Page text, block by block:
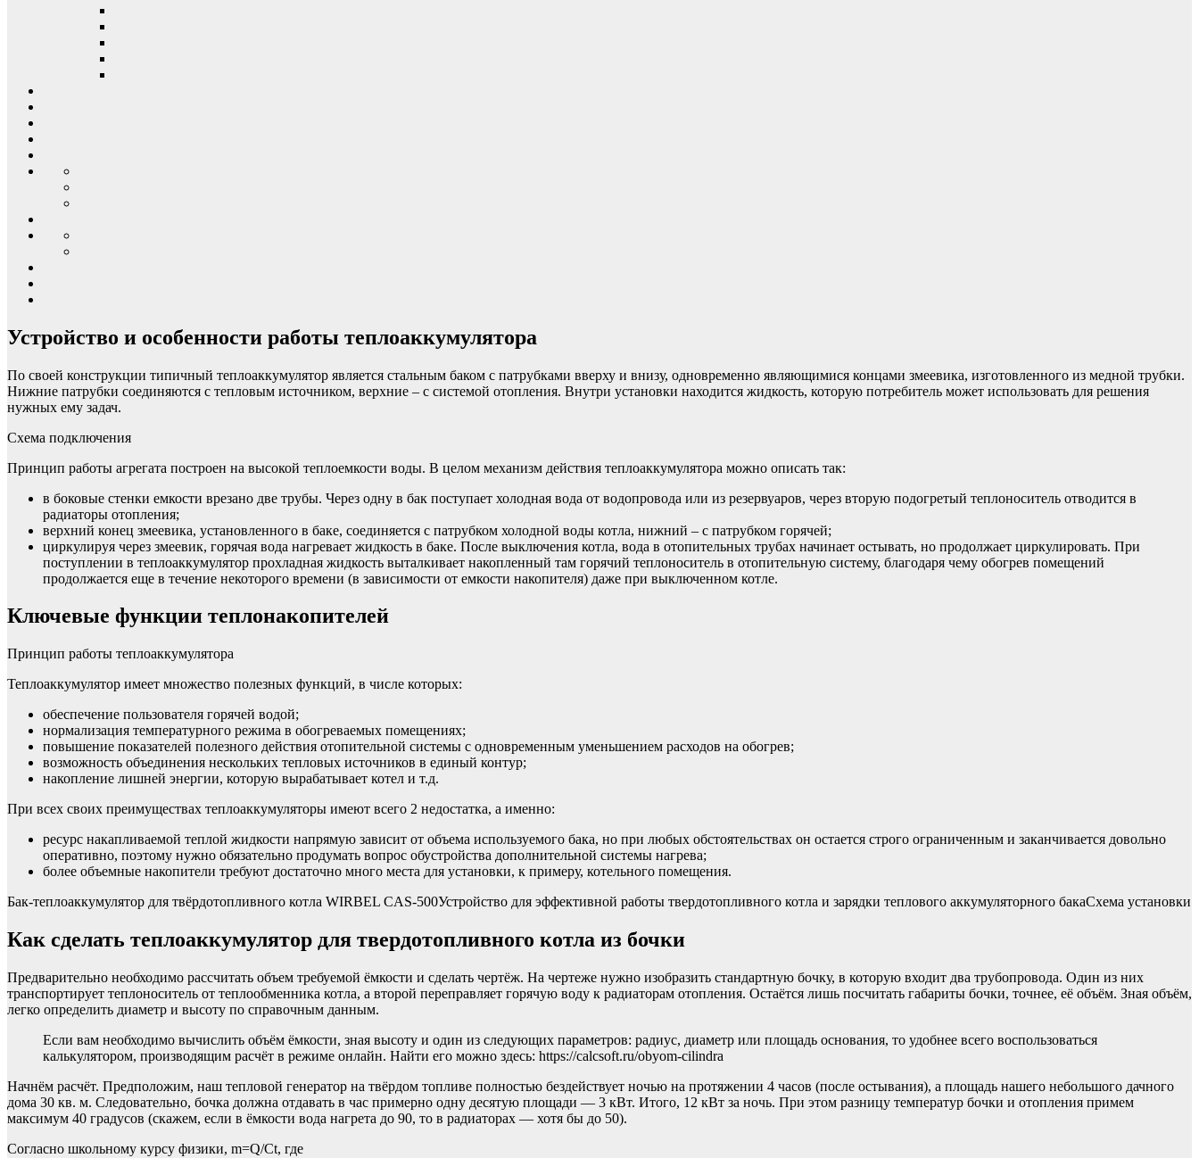
Устройство и особенности работы теплоаккумулятора
По своей конструкции типичный теплоаккумулятор является стальным баком с патрубками вверху и внизу, одновременно являющимися концами змеевика, изготовленного из медной трубки.
Нижние патрубки соединяются с тепловым источником, верхние – с системой отопления. Внутри установки находится жидкость, которую потребитель может использовать для решения
нужных ему задач.
Схема подключения
Принцип работы агрегата построен на высокой теплоемкости воды. В целом механизм действия теплоаккумулятора можно описать так:
в боковые стенки емкости врезано две трубы. Через одну в бак поступает холодная вода от водопровода или из резервуаров, через вторую подогретый теплоноситель отводится в
радиаторы отопления;
верхний конец змеевика, установленного в баке, соединяется с патрубком холодной воды котла, нижний – с патрубком горячей;
циркулируя через змеевик, горячая вода нагревает жидкость в баке. После выключения котла, вода в отопительных трубах начинает остывать, но продолжает циркулировать. При
поступлении в теплоаккумулятор прохладная жидкость выталкивает накопленный там горячий теплоноситель в отопительную систему, благодаря чему обогрев помещений
продолжается еще в течение некоторого времени (в зависимости от емкости накопителя) даже при выключенном котле.
Ключевые функции теплонакопителей
Принцип работы теплоаккумулятора
Теплоаккумулятор имеет множество полезных функций, в числе которых:
обеспечение пользователя горячей водой;
нормализация температурного режима в обогреваемых помещениях;
повышение показателей полезного действия отопительной системы с одновременным уменьшением расходов на обогрев;
возможность объединения нескольких тепловых источников в единый контур;
накопление лишней энергии, которую вырабатывает котел и т.д.
При всех своих преимуществах теплоаккумуляторы имеют всего 2 недостатка, а именно:
ресурс накапливаемой теплой жидкости напрямую зависит от объема используемого бака, но при любых обстоятельствах он остается строго ограниченным и заканчивается довольно
оперативно, поэтому нужно обязательно продумать вопрос обустройства дополнительной системы нагрева;
более объемные накопители требуют достаточно много места для установки, к примеру, котельного помещения.
Бак-теплоаккумулятор для твёрдотопливного котла WIRBEL CAS-500Устройство для эффективной работы твердотопливного котла и зарядки теплового аккумуляторного бакаСхема установки
Как сделать теплоаккумулятор для твердотопливного котла из бочки
Предварительно необходимо рассчитать объем требуемой ёмкости и сделать чертёж. На чертеже нужно изобразить стандартную бочку, в которую входит два трубопровода. Один из них
транспортирует теплоноситель от теплообменника котла, а второй переправляет горячую воду к радиаторам отопления. Остаётся лишь посчитать габариты бочки, точнее, её объём. Зная объём,
легко определить диаметр и высоту по справочным данным.
Если вам необходимо вычислить объём ёмкости, зная высоту и один из следующих параметров: радиус, диаметр или площадь основания, то удобнее всего воспользоваться
калькулятором, производящим расчёт в режиме онлайн. Найти его можно здесь: https://calcsoft.ru/obyom-cilindra
Начнём расчёт. Предположим, наш тепловой генератор на твёрдом топливе полностью бездействует ночью на протяжении 4 часов (после остывания), а площадь нашего небольшого дачного
дома 30 кв. м. Следовательно, бочка должна отдавать в час примерно одну десятую площади — 3 кВт. Итого, 12 кВт за ночь. При этом разницу температур бочки и отопления примем
максимум 40 градусов (скажем, если в ёмкости вода нагрета до 90, то в радиаторах — хотя бы до 50).
Согласно школьному курсу физики, m=Q/Ct, где